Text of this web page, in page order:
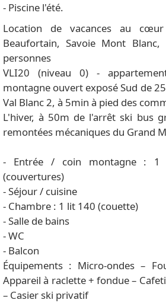
- Piscine l'été.
Location de vacances au cœur
Beaufortain, Savoie Mont
personnes
VLI20 (niveau 0) -
montagne ouvert exposé Sud de
Val Blanc 2, à 5min à pied des
L'hiver, à 50m de l'arrêt ski bus
remontées mécaniques du Grand
- Entrée / coin montagne : 1
(couvertures)
- Séjour / cuisine
- Chambre : 1 lit 140 (couette)
- Salle de bains
- WC
- Balcon
Équipements : Micro-ondes –
Appareil à raclette + fondue –
– Casier ski privatif